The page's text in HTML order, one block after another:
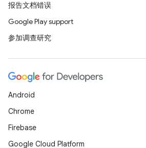
报告文档错误
Google Play support
参加调查研究
Android
Chrome
Firebase
Google Cloud Platform